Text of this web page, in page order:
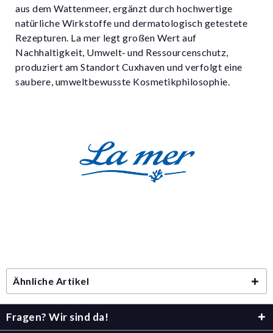
aus dem Wattenmeer, ergänzt durch hochwertige
natürliche Wirkstoffe und dermatologisch getestete
Rezepturen. La mer legt großen Wert auf
Nachhaltigkeit, Umwelt‑ und Ressourcenschutz,
produziert am Standort Cuxhaven und verfolgt eine
saubere, umweltbewusste Kosmetikphilosophie.
Ähnliche Artikel
Fragen? Wir sind da!